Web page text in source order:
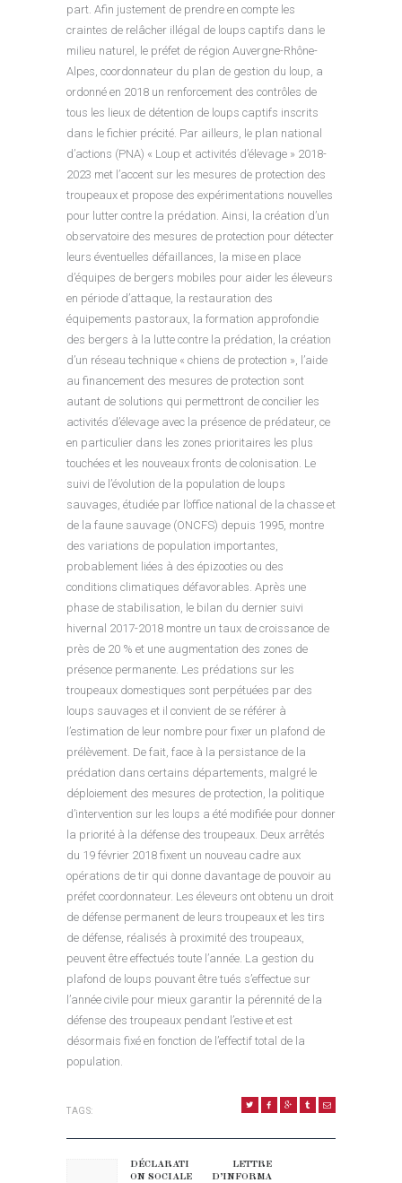
part. Afin justement de prendre en compte les
craintes de relâcher illégal de loups captifs dans le
milieu naturel, le préfet de région Auvergne-Rhône-
Alpes, coordonnateur du plan de gestion du loup, a
ordonné en 2018 un renforcement des contrôles de
tous les lieux de détention de loups captifs inscrits
dans le fichier précité. Par ailleurs, le plan national
d’actions (PNA) « Loup et activités d’élevage » 2018-
2023 met l’accent sur les mesures de protection des
troupeaux et propose des expérimentations nouvelles
pour lutter contre la prédation. Ainsi, la création d’un
observatoire des mesures de protection pour détecter
leurs éventuelles défaillances, la mise en place
d’équipes de bergers mobiles pour aider les éleveurs
en période d’attaque, la restauration des
équipements pastoraux, la formation approfondie
des bergers à la lutte contre la prédation, la création
d’un réseau technique « chiens de protection », l’aide
au financement des mesures de protection sont
autant de solutions qui permettront de concilier les
activités d’élevage avec la présence de prédateur, ce
en particulier dans les zones prioritaires les plus
touchées et les nouveaux fronts de colonisation. Le
suivi de l’évolution de la population de loups
sauvages, étudiée par l’office national de la chasse et
de la faune sauvage (ONCFS) depuis 1995, montre
des variations de population importantes,
probablement liées à des épizooties ou des
conditions climatiques défavorables. Après une
phase de stabilisation, le bilan du dernier suivi
hivernal 2017-2018 montre un taux de croissance de
près de 20 % et une augmentation des zones de
présence permanente. Les prédations sur les
troupeaux domestiques sont perpétuées par des
loups sauvages et il convient de se référer à
l’estimation de leur nombre pour fixer un plafond de
prélèvement. De fait, face à la persistance de la
prédation dans certains départements, malgré le
déploiement des mesures de protection, la politique
d’intervention sur les loups a été modifiée pour donner
la priorité à la défense des troupeaux. Deux arrêtés
du 19 février 2018 fixent un nouveau cadre aux
opérations de tir qui donne davantage de pouvoir au
préfet coordonnateur. Les éleveurs ont obtenu un droit
de défense permanent de leurs troupeaux et les tirs
de défense, réalisés à proximité des troupeaux,
peuvent être effectués toute l’année. La gestion du
plafond de loups pouvant être tués s’effectue sur
l’année civile pour mieux garantir la pérennité de la
défense des troupeaux pendant l’estive et est
désormais fixé en fonction de l’effectif total de la
population.
TAGS:
Previous post:
DÉCLARATI
ON SOCIALE
Next post:
LETTRE
D’INFORMA